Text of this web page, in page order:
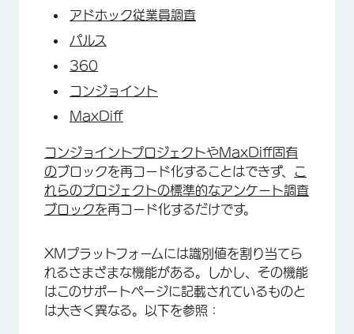
アドホック従業員調査
パルス
360
コンジョイント
MaxDiff
コンジョイントプロジェクトやMaxDiff固有
のブロックを再コード化することはできず、
こ
れらのプロジェクトの標準的なアンケート調査
ブロックを再コード化するだけです。
XMプラットフォームには識別値を割り当てら
れるさまざまな機能がある。しかし、その機能
はこのサポートページに記載されているものと
は大きく異なる。以下を参照：